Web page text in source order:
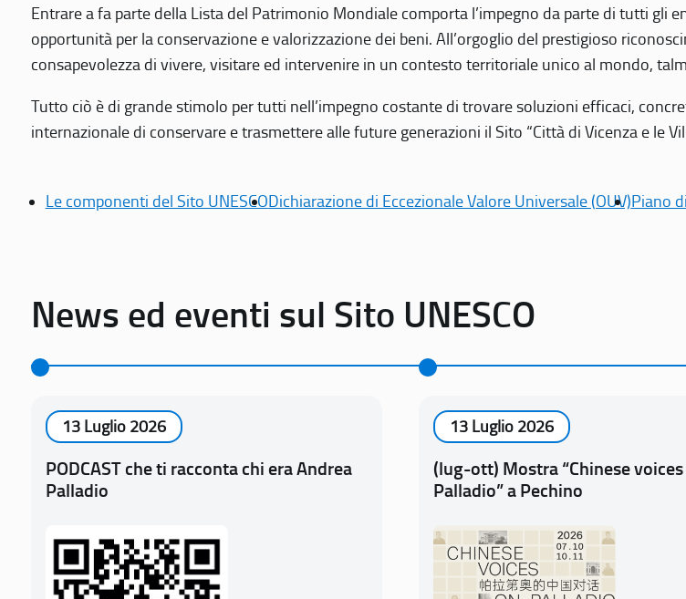
Entrare a fa parte della Lista del Patrimonio Mondiale comporta l’impegno da parte di tutti gli
opportunità per la conservazione e valorizzazione dei beni. All’orgoglio del prestigioso
consapevolezza di vivere, visitare ed intervenire in un contesto territoriale unico al mondo,
Tutto ciò è di grande stimolo per tutti nell’impegno costante di trovare soluzioni efficaci,
internazionale di conservare e trasmettere alle future generazioni il Sito “Città di Vicenza e le
Le componenti del Sito UNESCODichiarazione di Eccezionale Valore Universale (OUV)Piano
News ed eventi sul Sito UNESCO
13 Luglio 2026
PODCAST che ti racconta chi era Andrea
Palladio
13 Luglio 2026
(lug-ott) Mostra “Chinese
Palladio” a Pechino